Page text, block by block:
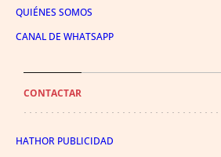
QUIÉNES SOMOS
CANAL DE WHATSAPP
CONTACTAR
HATHOR PUBLICIDAD